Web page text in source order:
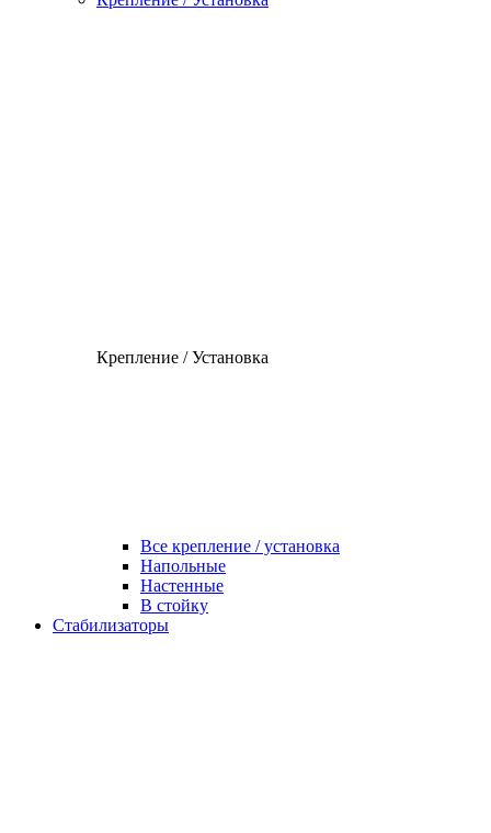
Крепление / Установка
Все крепление / установка
Напольные
Настенные
В стойку
Стабилизаторы